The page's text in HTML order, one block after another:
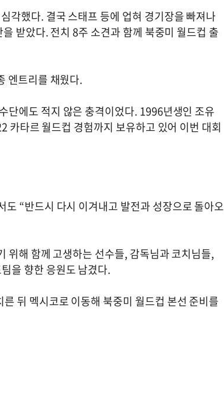
각했다. 결국 스태프 등에 업혀 경기장을 빠져나
받았다. 전치 8주 소견과 함께 북중미 월드컵 출
엔트리를 채웠다.
단에도 적지 않은 충격이었다. 1996년생인 조유
카타르 월드컵 경험까지 보유하고 있어 이번 대회
“반드시 다시 이겨내고 발전과 성장으로 돌아오
위해 함께 고생하는 선수들, 감독님과 코치님들,
을 향한 응원도 남겼다.
뒤 멕시코로 이동해 북중미 월드컵 본선 준비를